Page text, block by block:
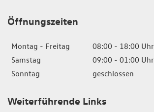
Öffnungszeiten
Montag - Freitag
08:00 - 18:00 Uhr
Samstag
09:00 - 01:00 Uhr
Sonntag
geschlossen
Weiterführende Links